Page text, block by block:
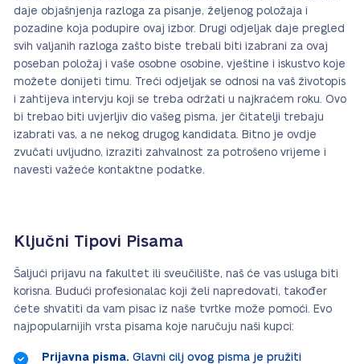
daje objašnjenja razloga za pisanje, željenog položaja i
pozadine koja podupire ovaj izbor. Drugi odjeljak daje pregled
svih valjanih razloga zašto biste trebali biti izabrani za ovaj
poseban položaj i vaše osobne osobine, vještine i iskustvo koje
možete donijeti timu. Treći odjeljak se odnosi na vaš životopis
i zahtijeva intervju koji se treba održati u najkraćem roku. Ovo
bi trebao biti uvjerljiv dio vašeg pisma, jer čitatelji trebaju
izabrati vas, a ne nekog drugog kandidata. Bitno je ovdje
zvučati uvljudno, izraziti zahvalnost za potrošeno vrijeme i
navesti važeće kontaktne podatke.
Ključni Tipovi Pisama
Šaljući prijavu na fakultet ili sveučilište, naš će vas usluga biti
korisna. Budući profesionalac koji želi napredovati, također
ćete shvatiti da vam pisac iz naše tvrtke može pomoći. Evo
najpopularnijih vrsta pisama koje naručuju naši kupci:
Prijavna pisma. Glavni cilj ovog pisma je pružiti